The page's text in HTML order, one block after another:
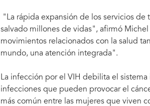
"La rápida expansión de los servicios
salvado millones de vidas", afirmó
movimientos relacionados con la salud
mundo, una atención integrada".
La infección por el VIH debilita el
infecciones que pueden provocar el
más común entre las mujeres que viven